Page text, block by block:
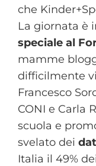
che
La giornata è
speciale al
mamme
difficilmente
Francesco
CONI e Carla
scuola e
svelato dei
Italia il 49%